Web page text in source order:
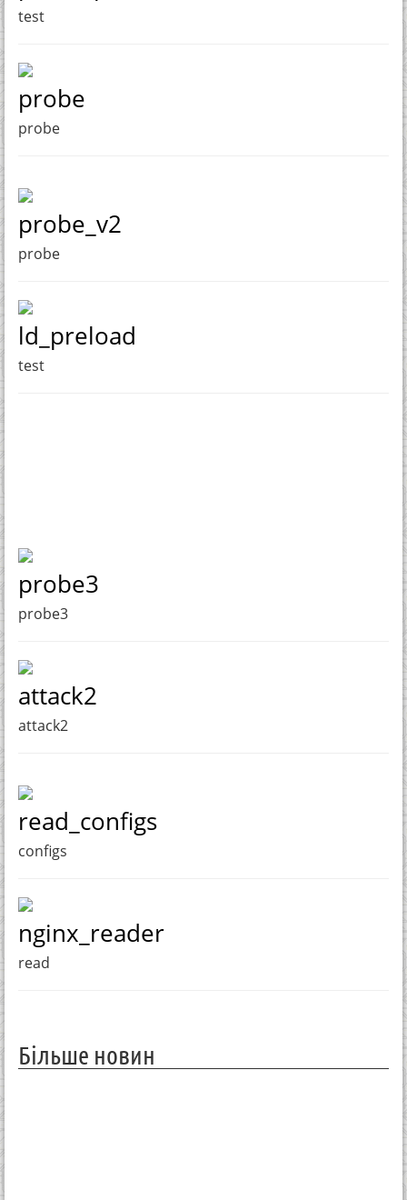
test
probe
probe
probe_v2
probe
ld_preload
test
probe3
probe3
attack2
attack2
read_configs
configs
nginx_reader
read
Більше новин